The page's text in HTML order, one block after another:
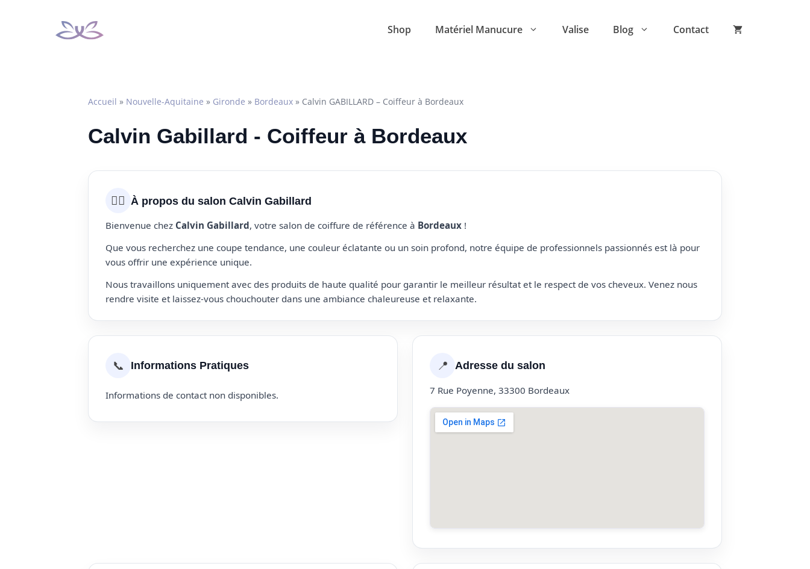
Shop Matériel Manucure Valise Blog Contact
Accueil » Nouvelle-Aquitaine » Gironde » Bordeaux » Calvin GABILLARD – Coiffeur à Bordeaux
Calvin Gabillard - Coiffeur à Bordeaux
💇‍♀️ À propos du salon Calvin Gabillard
Bienvenue chez Calvin Gabillard, votre salon de coiffure de référence à Bordeaux !
Que vous recherchez une coupe tendance, une couleur éclatante ou un soin profond, notre équipe de professionnels passionnés est là pour
vous offrir une expérience unique.
Nous travaillons uniquement avec des produits de haute qualité pour garantir le meilleur résultat et le respect de vos cheveux. Venez nous
rendre visite et laissez-vous chouchouter dans une ambiance chaleureuse et relaxante.
📞 Informations Pratiques
Informations de contact non disponibles.
📍 Adresse du salon
7 Rue Poyenne, 33300 Bordeaux